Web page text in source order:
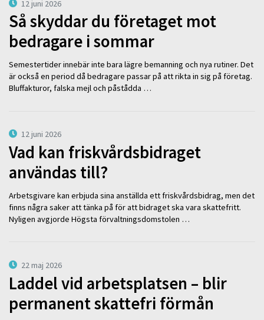
12 juni 2026
Så skyddar du företaget mot
bedragare i sommar
Semestertider innebär inte bara lägre bemanning och nya rutiner. Det
är också en period då bedragare passar på att rikta in sig på företag.
Bluffakturor, falska mejl och påstådda …
12 juni 2026
Vad kan friskvårdsbidraget
användas till?
Arbetsgivare kan erbjuda sina anställda ett friskvårdsbidrag, men det
finns några saker att tänka på för att bidraget ska vara skattefritt.
Nyligen avgjorde Högsta förvaltningsdomstolen …
22 maj 2026
Laddel vid arbetsplatsen – blir
permanent skattefri förmån